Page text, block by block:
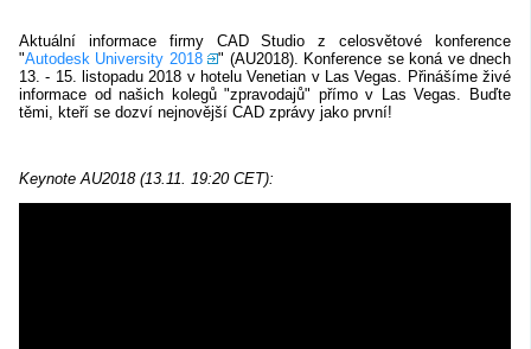
Aktuální informace firmy CAD Studio z celosvětové konference
"Autodesk University 2018
" (AU2018). Konference se koná ve dnech
13. - 15. listopadu 2018 v hotelu Venetian v Las Vegas. Přinášíme živé
informace od našich kolegů "zpravodajů" přímo v Las Vegas. Buďte
těmi, kteří se dozví nejnovější CAD zprávy jako první!
Keynote AU2018 (13.11. 19:20 CET):